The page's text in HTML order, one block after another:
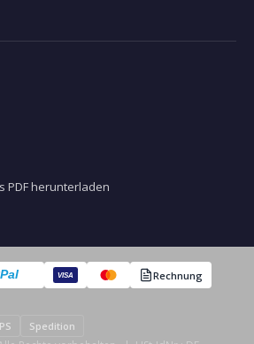
PDF herunterladen
Pal VISA
Rechnung
Spedition